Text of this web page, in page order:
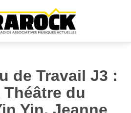
contenu principal
de Travail J3 :
du